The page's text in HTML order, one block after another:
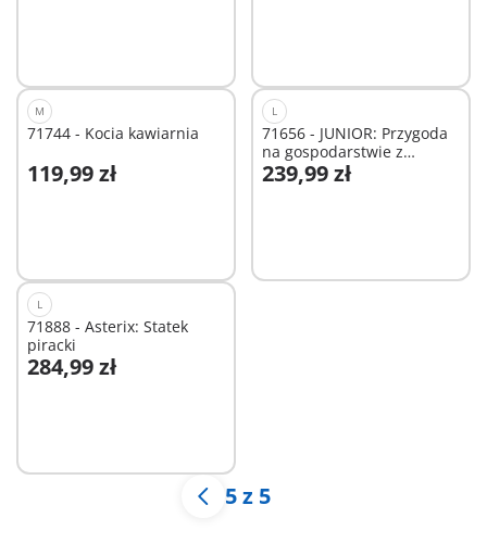
M
71744 - Kocia kawiarnia
119,99 zł
Dodaj do koszyka
L
71656 - JUNIOR: Przygoda
na gospodarstwie z
traktorem, przyczepą i
zwierzętami
239,99 zł
Dodaj do koszyka
L
71888 - Asterix: Statek
piracki
284,99 zł
5 z 5